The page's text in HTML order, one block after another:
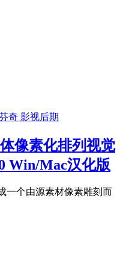
奇 影视后期
像素化排列视觉
Win/Mac汉化版
一个由源素材像素雕刻而